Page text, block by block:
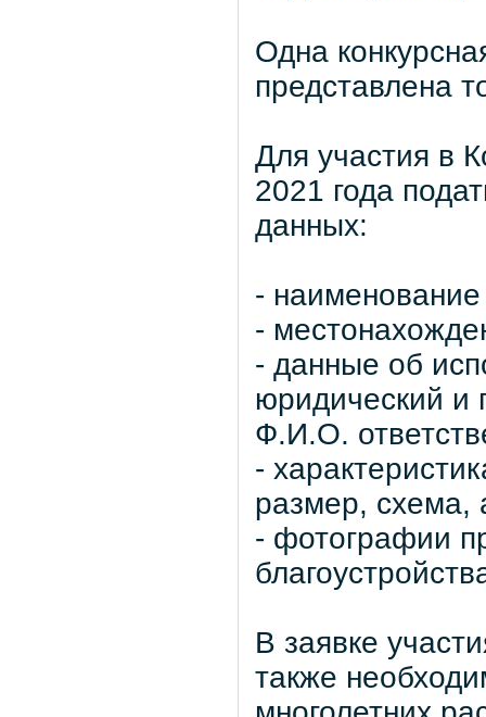
Одна
представлена
Для участия в
2021 года
данных:
-
-
- данные об
юридический и
Ф.И.О.
-
размер, схема,
- фотографии
В заявке
также